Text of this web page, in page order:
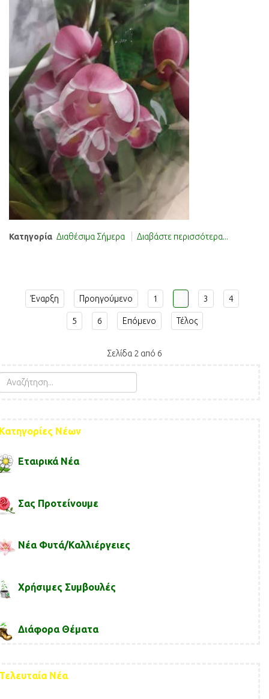
Κατηγορία Διαθέσιμα Σήμερα Διαβάστε περισσότερα...
Έναρξη Προηγούμενο 1 3 4
5 6 Επόμενο Τέλος
Σελίδα 2 από 6
Νέων
Εταιρικά Νέα
Σας Προτείνουμε
Νέα Φυτά/Καλλιέργειες
Χρήσιμες Συμβουλές
Διάφορα Θέματα
Νέα